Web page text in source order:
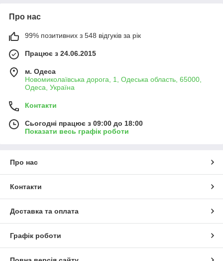
Про нас
99% позитивних з 548 відгуків за рік
Працює з 24.06.2015
м. Одеса
Новомиколаївська дорога, 1, Одеська область, 65000,
Одеса, Україна
Контакти
Сьогодні працює з 09:00 до 18:00
Показати весь графік роботи
Про нас
Контакти
Доставка та оплата
Графік роботи